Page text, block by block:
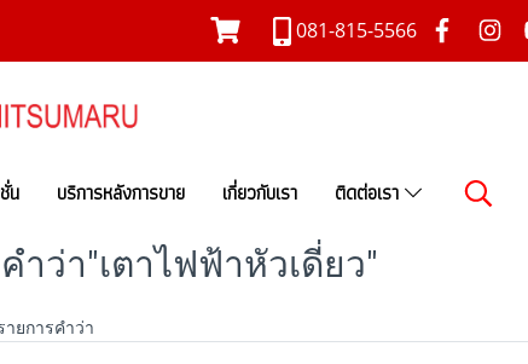
081-815-5566
น บริการหลังการขาย เกี่ยวกับเรา ติดต่อเรา
ำว่า"เตาไฟฟ้าหัวเดี่ยว"
ายการคำว่า